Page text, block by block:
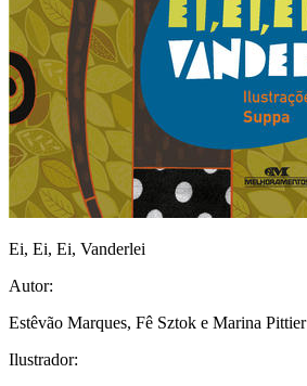
Ei, Ei, Ei, Vanderlei
Autor:
Estêvão Marques, Fê Sztok e Marina Pittier
Ilustrador: